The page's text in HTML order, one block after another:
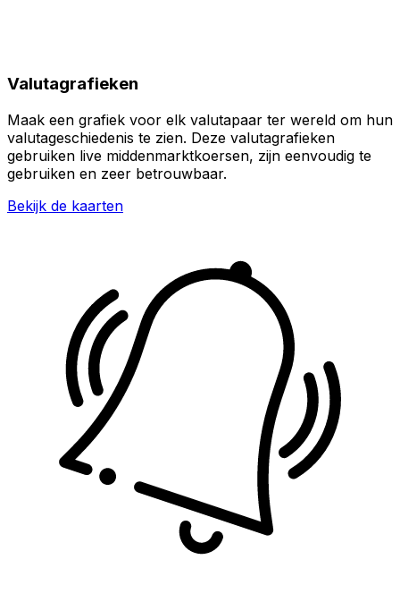
Valutagrafieken
Maak een grafiek voor elk valutapaar ter wereld om hun
valutageschiedenis te zien. Deze valutagrafieken
gebruiken live middenmarktkoersen, zijn eenvoudig te
gebruiken en zeer betrouwbaar.
Bekijk de kaarten